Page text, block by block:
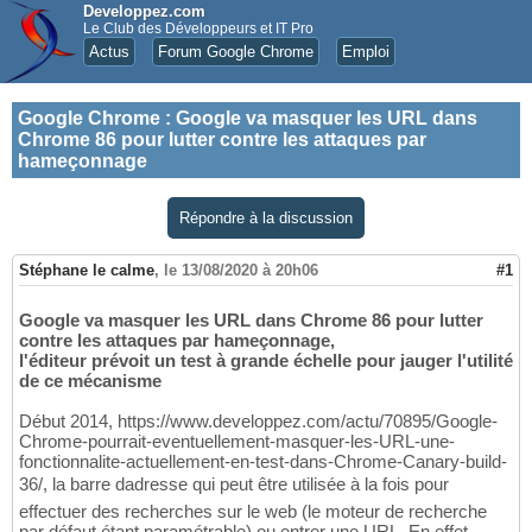
Developpez.com
Le Club des Développeurs et IT Pro
Actus Forum Google Chrome Emploi
Google Chrome : Google va masquer les URL dans
Chrome 86 pour lutter contre les attaques par
hameçonnage
Répondre à la discussion
Stéphane le calme, le 13/08/2020 à 20h06 #1
Google va masquer les URL dans Chrome 86 pour lutter
contre les attaques par hameçonnage,
l'éditeur prévoit un test à grande échelle pour jauger l'utilité
de ce mécanisme
Début 2014, https://www.developpez.com/actu/70895/Google-
Chrome-pourrait-eventuellement-masquer-les-URL-une-
fonctionnalite-actuellement-en-test-dans-Chrome-Canary-build-
36/, la barre dadresse qui peut être utilisée à la fois pour
effectuer des recherches sur le web (le moteur de recherche